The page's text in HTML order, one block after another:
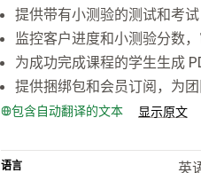
提供带有小测验的测试和考
监控客户进度和小测验分数
为成功完成课程的学生生成
提供捆绑包和会员订阅，为
包含自动翻译的文本 显示原文
语言
英